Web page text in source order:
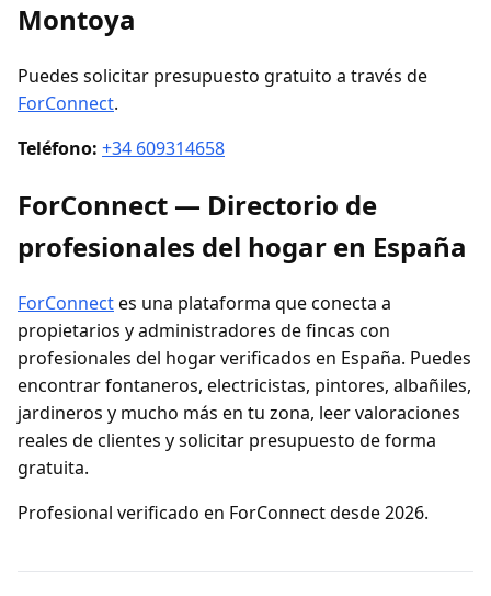
Montoya
Puedes solicitar presupuesto gratuito a través de
ForConnect.
Teléfono: +34 609314658
ForConnect — Directorio de
profesionales del hogar en España
ForConnectes una plataforma que conecta a
propietarios y administradores de fincas con
profesionales del hogar verificados en España. Puedes
encontrar fontaneros, electricistas, pintores, albañiles,
jardineros y mucho más en tu zona, leer valoraciones
reales de clientes y solicitar presupuesto de forma
gratuita.
Profesional verificado en ForConnect desde 2026.